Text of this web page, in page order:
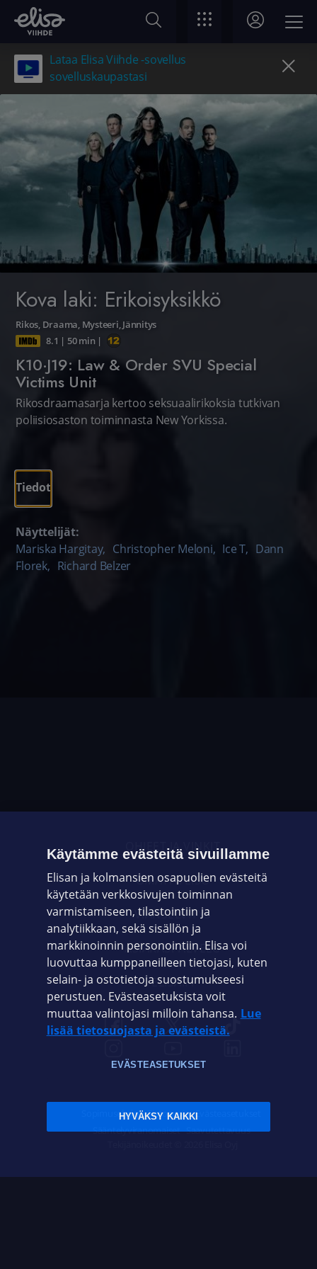
Lataa Elisa Viihde -sovellus
sovelluskaupastasi
Kova laki: Erikoisyksikkö
Rikos, Draama, Mysteeri,Jännitys
8.1 | 50 min |
K10·J19: Law & Order SVU Special
Victims Unit
Rikosdraamasarja kertoo seksuaalirikoksia tutkivan
poliisiosaston toiminnasta New Yorkissa.
Tiedot
Näyttelijät:
Mariska Hargitay, Christopher Meloni, Ice T, Dann
Florek, Richard Belzer
OHJEET JA VINKIT
OMAYHTEISÖ
VIANSELVITYS
ASIAKASPALVELU
ELISA.FI
Sopimusehdot Tietosuoja Evästeasetukset
Sääntelyviranomaiset Saavutettavuus
Käytämme evästeitä sivuillamme
Elisan ja kolmansien osapuolien evästeitä
käytetään verkkosivujen toiminnan
varmistamiseen, tilastointiin ja
analytiikkaan, sekä sisällön ja
markkinoinnin personointiin. Elisa voi
luovuttaa kumppaneilleen tietojasi, kuten
selain- ja ostotietoja suostumukseesi
perustuen. Evästeasetuksista voit
muuttaa valintojasi milloin tahansa. Lue
lisää tietosuojasta ja evästeistä.
EVÄSTEASETUKSET
HYVÄKSY KAIKKI